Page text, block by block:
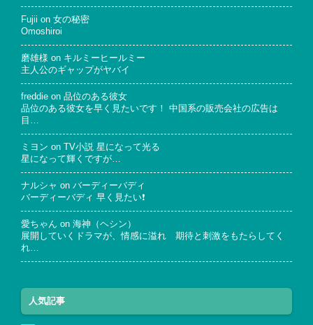
Fujii on 女の秘密
Omoshiroi
磨雄様 on キルミーヒールミー
主人公のギャップがヤバイ
freddie on 品位のある彼女
品位のある彼女を早く見たいです！ 中国系の販売会社の広告は
目…
ミヨン on
TV小説 星になって光る
星になって輝くですが…
ナルシャ on バーディーバディ
バーディーバディ 早く見たい❗
愛ちゃん on 海神（ヘシン）
展開していくドラマが、情感に溢れ 期待と刺激をもたらしてく
れ…
人気記事